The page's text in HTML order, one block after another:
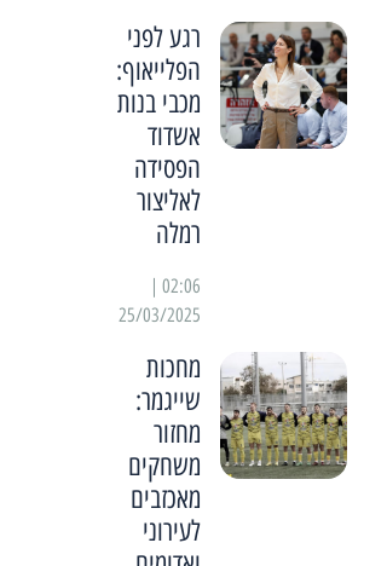
רגע לפני
הפלייאוף:
מכבי בנות
אשדוד
הפסידה
לאליצור
רמלה
25/03/2025
מחכות
שייגמר:
מחזור
משחקים
מאכזבים
לעירוני